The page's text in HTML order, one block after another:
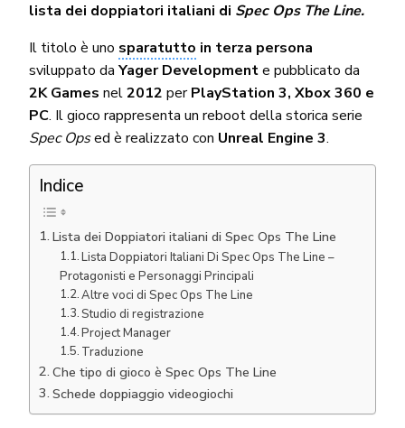
lista dei doppiatori italiani di Spec Ops The Line.
Il titolo è uno sparatutto in terza persona
sviluppato da Yager Developmente pubblicato da
2K Games nel2012 perPlayStation 3, Xbox 360 e
PC. Il gioco rappresenta un reboot della storica serie
Spec Opsed è realizzato con Unreal Engine 3.
Indice
Lista dei Doppiatori italiani di Spec Ops The Line
Lista Doppiatori Italiani Di Spec Ops The Line –
Protagonisti e Personaggi Principali
Altre voci di Spec Ops The Line
Studio di registrazione
Project Manager
Traduzione
Che tipo di gioco è Spec Ops The Line
Schede doppiaggio videogiochi